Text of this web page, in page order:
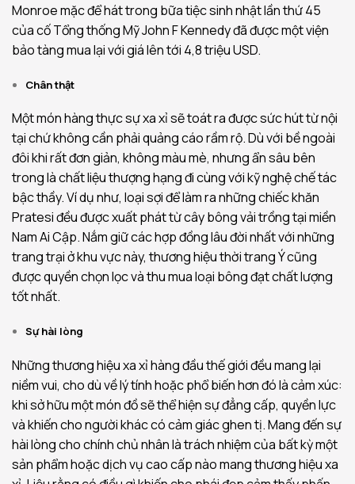
Monroe mặc để hát trong bữa tiệc sinh nhật lần thứ 45
của cố Tổng thống Mỹ John F Kennedy đã được một viện
bảo tàng mua lại với giá lên tới 4,8 triệu USD.
Chân thật
Một món hàng thực sự xa xỉ sẽ toát ra được sức hút từ nội
tại chứ không cần phải quảng cáo rầm rộ. Dù với bề ngoài
đôi khi rất đơn giản, không màu mè, nhưng ẩn sâu bên
trong là chất liệu thượng hạng đi cùng với kỹ nghệ chế tác
bậc thầy. Ví dụ như, loại sợi để làm ra những chiếc khăn
Pratesi đều được xuất phát từ cây bông vải trồng tại miền
Nam Ai Cập. Nắm giữ các hợp đồng lâu đời nhất với những
trang trại ở khu vực này, thương hiệu thời trang Ý cũng
được quyền chọn lọc và thu mua loại bông đạt chất lượng
tốt nhất.
Sự hài lòng
Những thương hiệu xa xỉ hàng đầu thế giới đều mang lại
niềm vui, cho dù về lý tính hoặc phổ biến hơn đó là cảm xúc:
khi sở hữu một món đồ sẽ thể hiện sự đẳng cấp, quyền lực
và khiến cho người khác có cảm giác ghen tị. Mang đến sự
hài lòng cho chính chủ nhân là trách nhiệm của bất kỳ một
sản phẩm hoặc dịch vụ cao cấp nào mang thương hiệu xa